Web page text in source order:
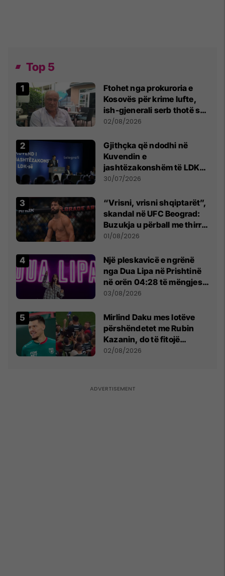
Top 5
Ftohet nga prokuroria e
Kosovës për krime lufte,
ish-gjenerali serb thotë se
dikush e tradhtoi në
02/08/2026
Gjithçka që ndodhi në
Kuvendin e
jashtëzakonshëm të LDK-
së
30/07/2026
“Vrisni, vrisni shqiptarët”,
skandal në UFC Beograd:
Buzukja u përball me thirrje
anti-shqiptare nga
01/08/2026
Një pleskavicë e ngrënë
nga Dua Lipa në Prishtinë
në orën 04:28 të mëngjesit
- dhe bota digjitale serbe
03/08/2026
Mirlind Daku mes lotëve
përshëndetet me Rubin
Kazanin, do të fitojë
miliona te Spartak Moska
02/08/2026